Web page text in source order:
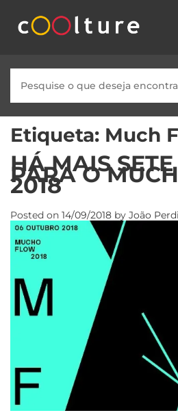
Etiqueta: Much
HÁ MAIS
PARA O
2018
Posted on 14/09/2018 by João